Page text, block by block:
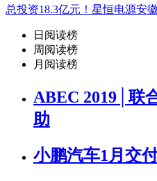
总投资18.3亿元！星恒电源安
日阅读榜
周阅读榜
月阅读榜
ABEC 2019│联
助
小鹏汽车1月交